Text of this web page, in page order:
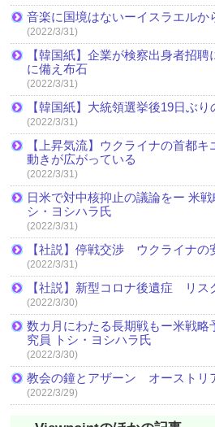
音楽に国境はないーイスラエルか
(2022/3/31)
【韓国紙】企業が検察出身者招
に備え布石
(2022/3/31)
【韓国紙】大統領選挙後19日ぶ
(2022/3/31)
【上昇気流】ウクライナの首都
動きが広がっている
(2022/3/31)
日米で対中核抑止の議論をー 米
シ・ヨシハラ氏
(2022/3/31)
【社説】停戦交渉 ウクライナの
(2022/3/31)
【社説】新型コロナ後遺症 リス
(2022/3/30)
数カ月にわたる長期戦もー米戦略
究員 トシ・ヨシハラ氏
(2022/3/30)
教会の鐘とアザーン オーストリ
(2022/3/29)